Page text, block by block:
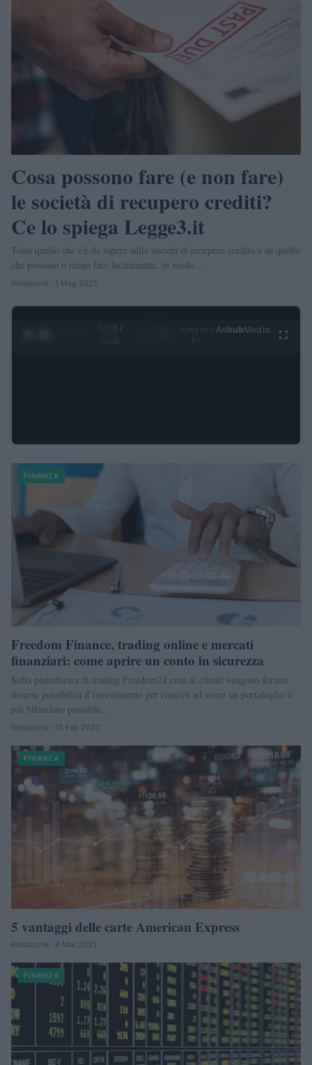
Cosa possono fare (e non fare)
le società di recupero crediti?
Ce lo spiega Legge3.it
Tutto quello che c'è da sapere sulle società di recupero credito e su quello
che possono o meno fare lecitamente, in modo…
Redazione · 1 Mag 2025
0:29 /
Ad hubMedia
FINANZA
Freedom Finance, trading online e mercati
finanziari: come aprire un conto in sicurezza
Sulla piattaforma di trading Freedom24.com ai clienti vengono fornite
diverse possibilità d’investimento per riuscire ad avere un portafoglio il
più bilanciato possibile…
Redazione · 15 Feb 2022
FINANZA
5 vantaggi delle carte American Express
Redazione · 8 Mar 2021
FINANZA